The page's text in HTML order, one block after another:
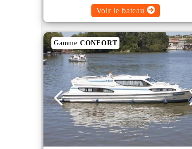
Voir le bateau
Gamme CONFORT